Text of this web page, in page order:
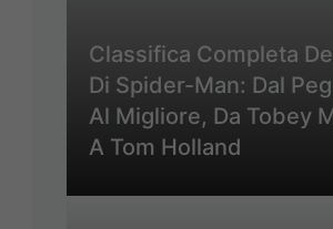
Classifica Completa
Di Spider-Man: Dal
Al Migliore, Da Tobey
A Tom Holland